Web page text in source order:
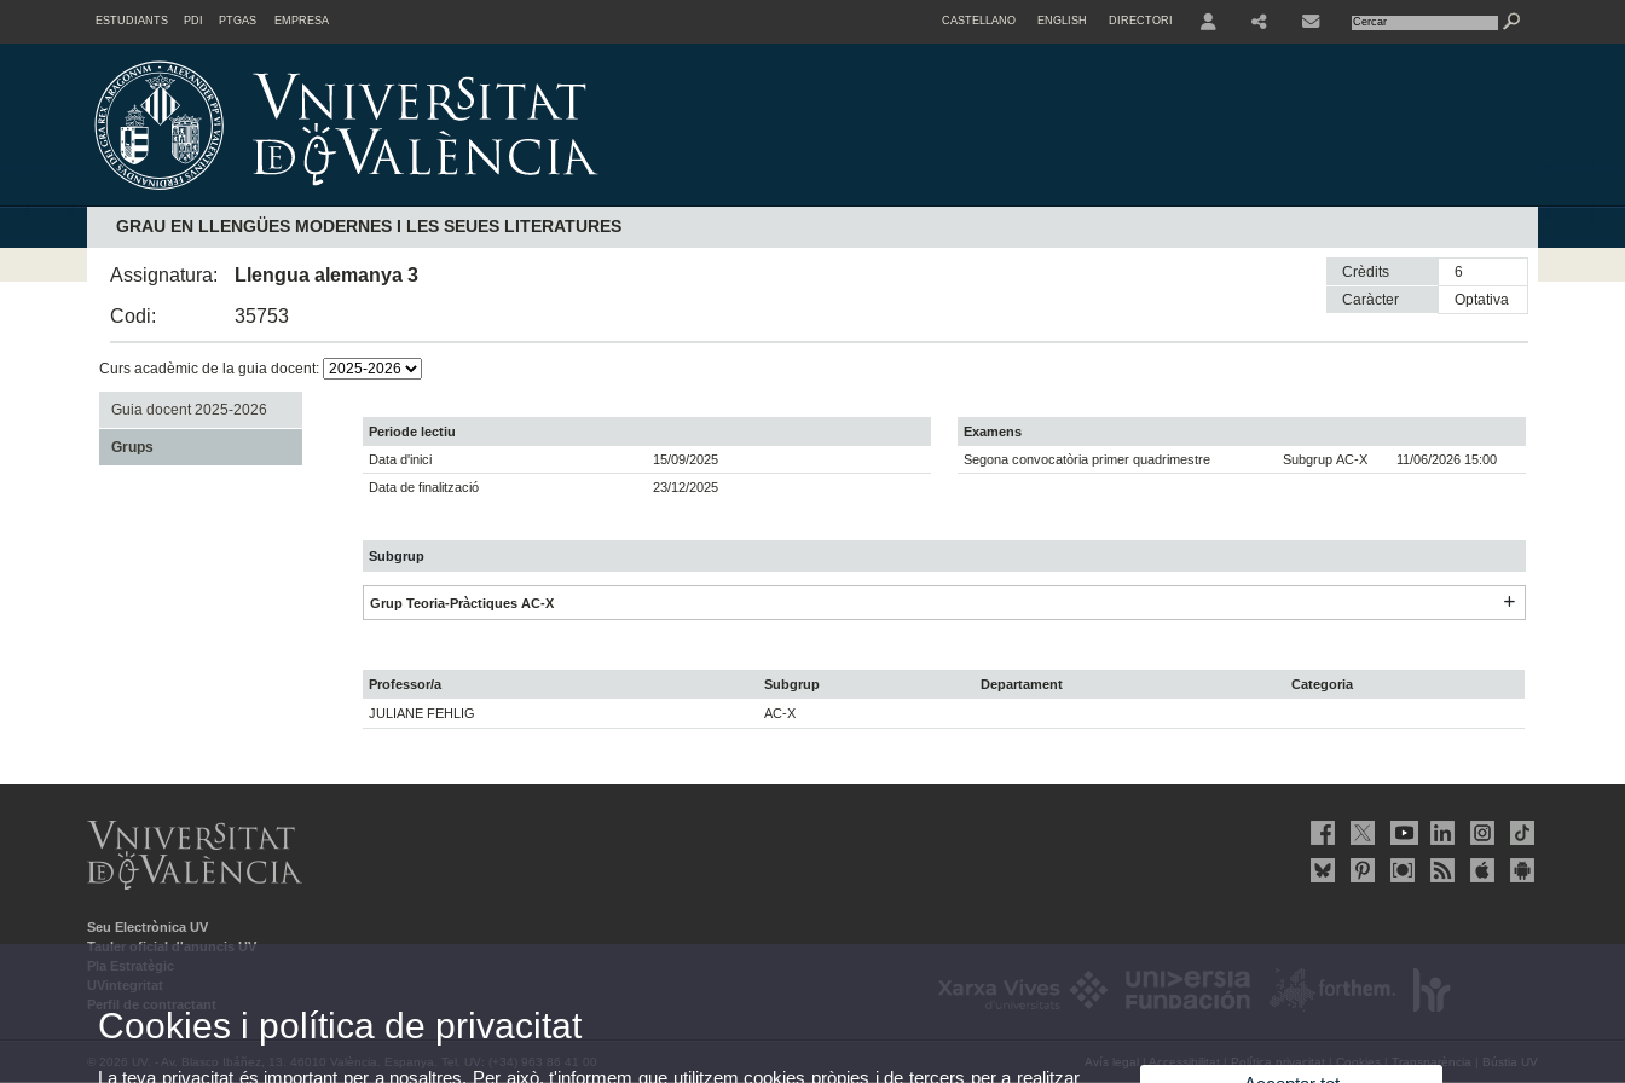
ESTUDIANTS PDI PTGAS EMPRESA CASTELLANO ENGLISH DIRECTORI
GRAU EN LLENGÜES MODERNES I LES SEUES LITERATURES
Assignatura:
Llengua alemanya 3
Codi:
35753
Crèdits
6
Caràcter
optativa
Curs acadèmic de la guia docent:
Guia docent 2025-2026
Grups
Periode lectiu
Data d'inici
15/09/2025
Data de finalització
23/12/2025
Examens
Segona convocatòria primer quadrimestre
Subgrup AC-X 11/06/2026 15:00
Subgrup
Grup Teoria-Pràctiques AC-X
Professor/a Subgrup Departament
Categoria
JULIANE FEHLIG
AC-X
Seu Electrònica UV
Tauler oficial d'anuncis UV
Pla Estratègic
UVintegritat
Perfil de contractant
© 2026 UV. - Av. Blasco Ibáñez, 13. 46010 València. Espanya. Tel. UV: (+34) 963 86 41 00 Avís legal Accessibilitat Política privacitat Cookies Transparència Bústia UV
Cookies i política de privacitat
La teva privacitat és important per a nosaltres. Per això, t'informem que utilitzem cookies pròpies i de tercers per a realitzar